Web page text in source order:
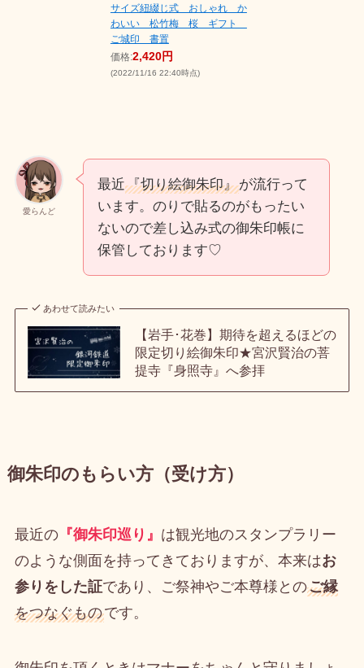
サイズ紐綴じ式 おしゃれ か
わいい 松竹梅 桜 ギフト
ご城印 書置
価格:2,420円
(2022/11/16 22:40時点)
愛らんど
最近『切り絵御朱印』が流行って
います。のりで貼るのがもったい
ないので差し込み式の御朱印帳に
保管しております♡
あわせて読みたい
【岩手･花巻】期待を超えるほどの
限定切り絵御朱印★宮沢賢治の菩
提寺『身照寺』へ参拝
御朱印のもらい方（受け方）
最近の『御朱印巡り』 は観光地のスタンプラリー
のような側面を持ってきておりますが、本来はお
参りをした証であり、ご祭神やご本尊様とのご縁
をつなぐものです。